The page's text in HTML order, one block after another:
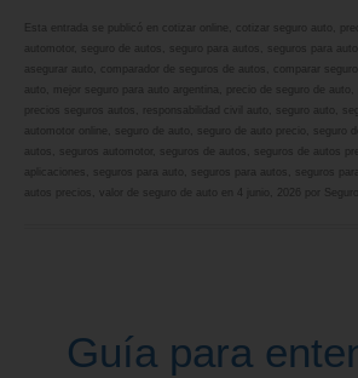
cotizar online cotizar seguro auto
Guía para